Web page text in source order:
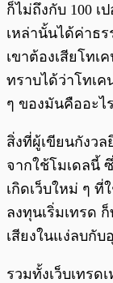
ก็ไม่ถึงกับ 100 เ
เหล่านั้นได้ค่าธ
เขาต้องเสียโท
ทราบได้ว่าโทเ
ๆ ของมันคืออะไร
สิ่งที่ผู้เขียนกังว
จากใช้โมเดลนี้
เกิดเว็บใหม่ ๆ
ลงทุนเริ่มเทรด
เสียงในแง่ลบกั
รวมทั้งเว็บเทร